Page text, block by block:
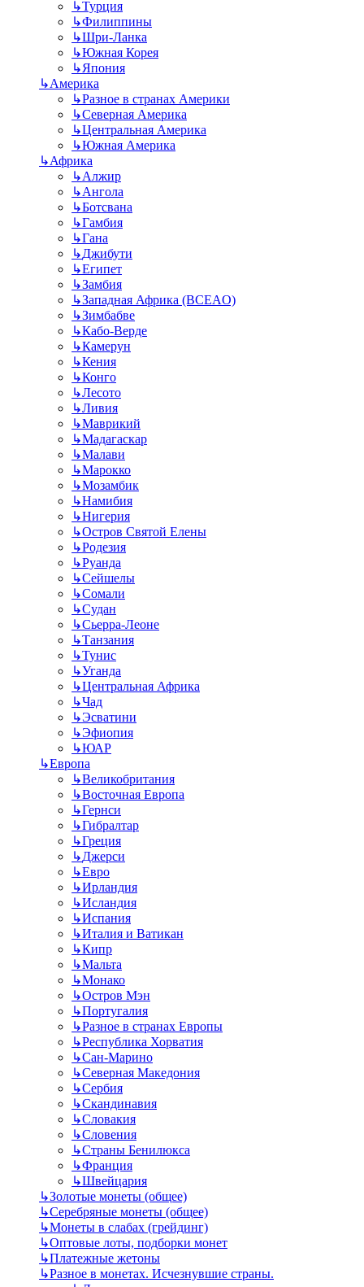
↳Турция
↳Филиппины
↳Шри-Ланка
↳Южная Корея
↳Япония
↳Америка
↳Разное в странах Америки
↳Северная Америка
↳Центральная Америка
↳Южная Америка
↳Африка
↳Алжир
↳Ангола
↳Ботсвана
↳Гамбия
↳Гана
↳Джибути
↳Египет
↳Замбия
↳Западная Африка (BCEAO)
↳Зимбабве
↳Кабо-Верде
↳Камерун
↳Кения
↳Конго
↳Лесото
↳Ливия
↳Маврикий
↳Мадагаскар
↳Малави
↳Марокко
↳Мозамбик
↳Намибия
↳Нигерия
↳Остров Святой Елены
↳Родезия
↳Руанда
↳Сейшелы
↳Сомали
↳Судан
↳Сьерра-Леоне
↳Танзания
↳Тунис
↳Уганда
↳Центральная Африка
↳Чад
↳Эсватини
↳Эфиопия
↳ЮАР
↳Европа
↳Великобритания
↳Восточная Европа
↳Гернси
↳Гибралтар
↳Греция
↳Джерси
↳Евро
↳Ирландия
↳Исландия
↳Испания
↳Италия и Ватикан
↳Кипр
↳Мальта
↳Монако
↳Остров Мэн
↳Португалия
↳Разное в странах Европы
↳Республика Хорватия
↳Сан-Марино
↳Северная Македония
↳Сербия
↳Скандинавия
↳Словакия
↳Словения
↳Страны Бенилюкса
↳Франция
↳Швейцария
↳Золотые монеты (общее)
↳Серебряные монеты (общее)
↳Монеты в слабах (грейдинг)
↳Оптовые лоты, подборки монет
↳Платежные жетоны
↳Разное в монетах. Исчезнувшие страны.